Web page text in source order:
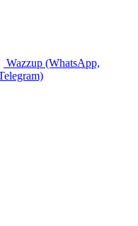
Wazzup (WhatsApp,